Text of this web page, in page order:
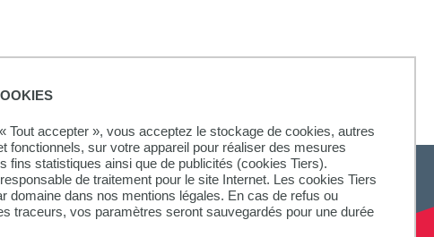
Tout accepter », vous acceptez le stockage de cookies, autres
fonctionnels, sur votre appareil pour réaliser des mesures
fins statistiques ainsi que de publicités (cookies Tiers).
de traitement pour le site Internet. Les cookies Tiers
domaine dans nos mentions légales. En cas de refus ou
traceurs, vos paramètres seront sauvegardés pour une durée